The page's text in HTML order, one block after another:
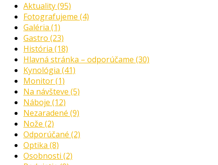
Aktuality(95)
Fotografujeme (4)
Galéria (1)
Gastro (23)
História (18)
Hlavná stránka – odporúčame (30)
Kynológia (41)
Monitor(1)
Na návšteve (5)
Náboje (12)
Nezaradené (9)
Nože (2)
Odporúčané (2)
Optika (8)
Osobnosti (2)